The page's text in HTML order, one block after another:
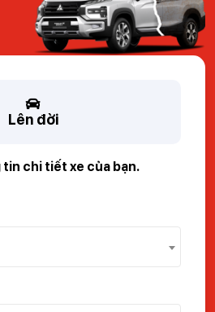
Lên đời
tin chi tiết xe của bạn.